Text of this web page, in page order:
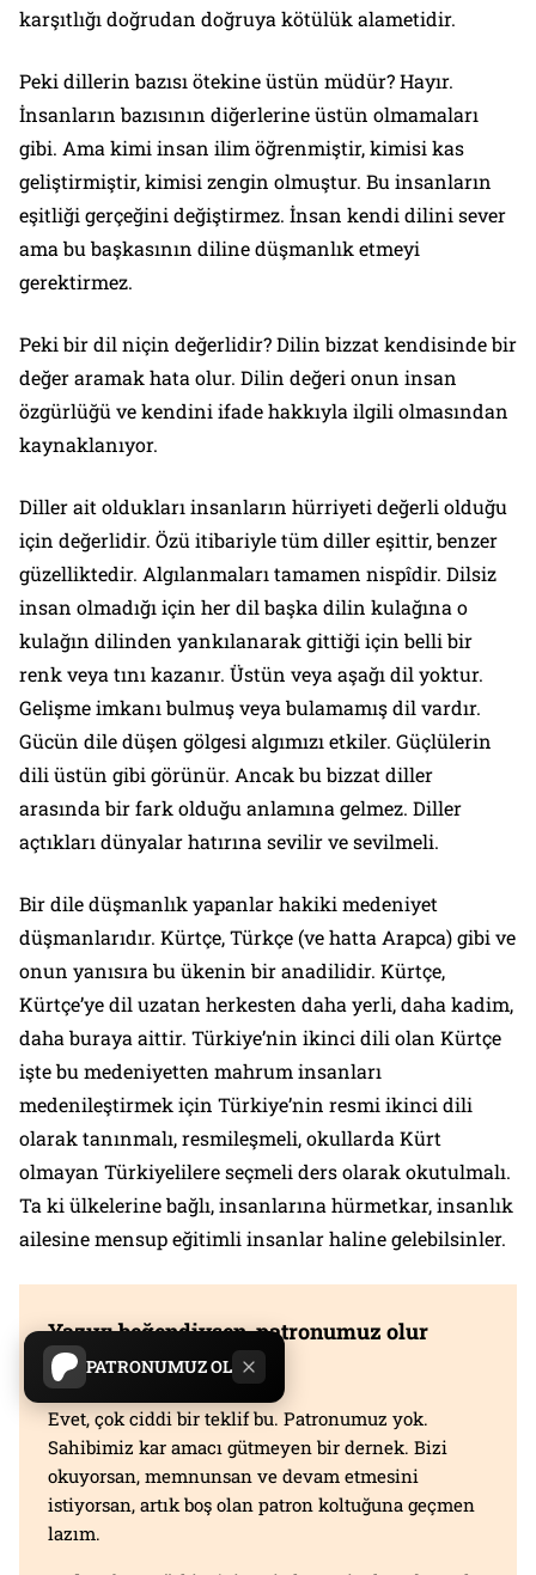
PATRONUMUZ OL
karşıtlığı doğrudan doğruya kötülük alametidir.
Peki dillerin bazısı ötekine üstün müdür? Hayır.
İnsanların bazısının diğerlerine üstün olmamaları
gibi. Ama kimi insan ilim öğrenmiştir, kimisi kas
geliştirmiştir, kimisi zengin olmuştur. Bu insanların
eşitliği gerçeğini değiştirmez. İnsan kendi dilini sever
ama bu başkasının diline düşmanlık etmeyi
gerektirmez.
Peki bir dil niçin değerlidir? Dilin bizzat kendisinde bir
değer aramak hata olur. Dilin değeri onun insan
özgürlüğü ve kendini ifade hakkıyla ilgili olmasından
kaynaklanıyor.
Diller ait oldukları insanların hürriyeti değerli olduğu
için değerlidir. Özü itibariyle tüm diller eşittir, benzer
güzelliktedir. Algılanmaları tamamen nispîdir. Dilsiz
insan olmadığı için her dil başka dilin kulağına o
kulağın dilinden yankılanarak gittiği için belli bir
renk veya tını kazanır. Üstün veya aşağı dil yoktur.
Gelişme imkanı bulmuş veya bulamamış dil vardır.
Gücün dile düşen gölgesi algımızı etkiler. Güçlülerin
dili üstün gibi görünür. Ancak bu bizzat diller
arasında bir fark olduğu anlamına gelmez. Diller
açtıkları dünyalar hatırına sevilir ve sevilmeli.
Bir dile düşmanlık yapanlar hakiki medeniyet
düşmanlarıdır. Kürtçe, Türkçe (ve hatta Arapca) gibi ve
onun yanısıra bu ükenin bir anadilidir. Kürtçe,
Kürtçe’ye dil uzatan herkesten daha yerli, daha kadim,
daha buraya aittir. Türkiye’nin ikinci dili olan Kürtçe
işte bu medeniyetten mahrum insanları
medenileştirmek için Türkiye’nin resmi ikinci dili
olarak tanınmalı, resmileşmeli, okullarda Kürt
olmayan Türkiyelilere seçmeli ders olarak okutulmalı.
Ta ki ülkelerine bağlı, insanlarına hürmetkar, insanlık
ailesine mensup eğitimli insanlar haline gelebilsinler.
Yazıyı beğendiysen, patronumuz olur
musun?
Evet, çok ciddi bir teklif bu. Patronumuz yok.
Sahibimiz kar amacı gütmeyen bir dernek. Bizi
okuyorsan, memnunsan ve devam etmesini
istiyorsan, artık boş olan patron koltuğuna geçmen
lazım.